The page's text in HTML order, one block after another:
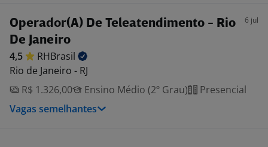
Operador(A) De Teleatendimento - Rio
De Janeiro
6 jul
4,5
RHBrasil
Rio de Janeiro - RJ
R$ 1.326,00
Ensino Médio (2º Grau)
Presencial
Vagas semelhantes